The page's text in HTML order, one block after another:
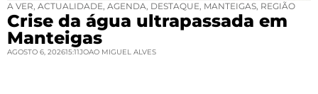
A VER, ACTUALIDADE, AGENDA, DESTAQUE, MANTEIGAS, REGIÃO
Crise da água ultrapassada em
Manteigas
AGOSTO 6, 202615:11JOAO MIGUEL ALVES